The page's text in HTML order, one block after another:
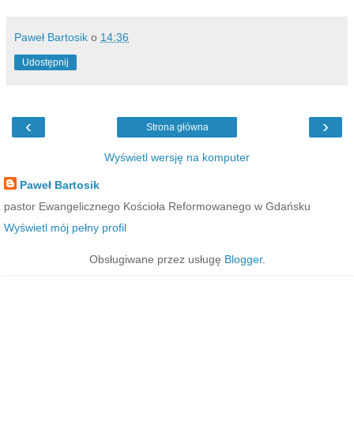
Paweł Bartosik o 14:36
Udostępnij
‹ ›
Strona główna
Wyświetl wersję na komputer
Paweł Bartosik
pastor Ewangelicznego Kościoła Reformowanego w Gdańsku
Wyświetl mój pełny profil
Obsługiwane przez usługę Blogger.